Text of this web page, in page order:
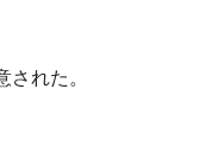
れた。